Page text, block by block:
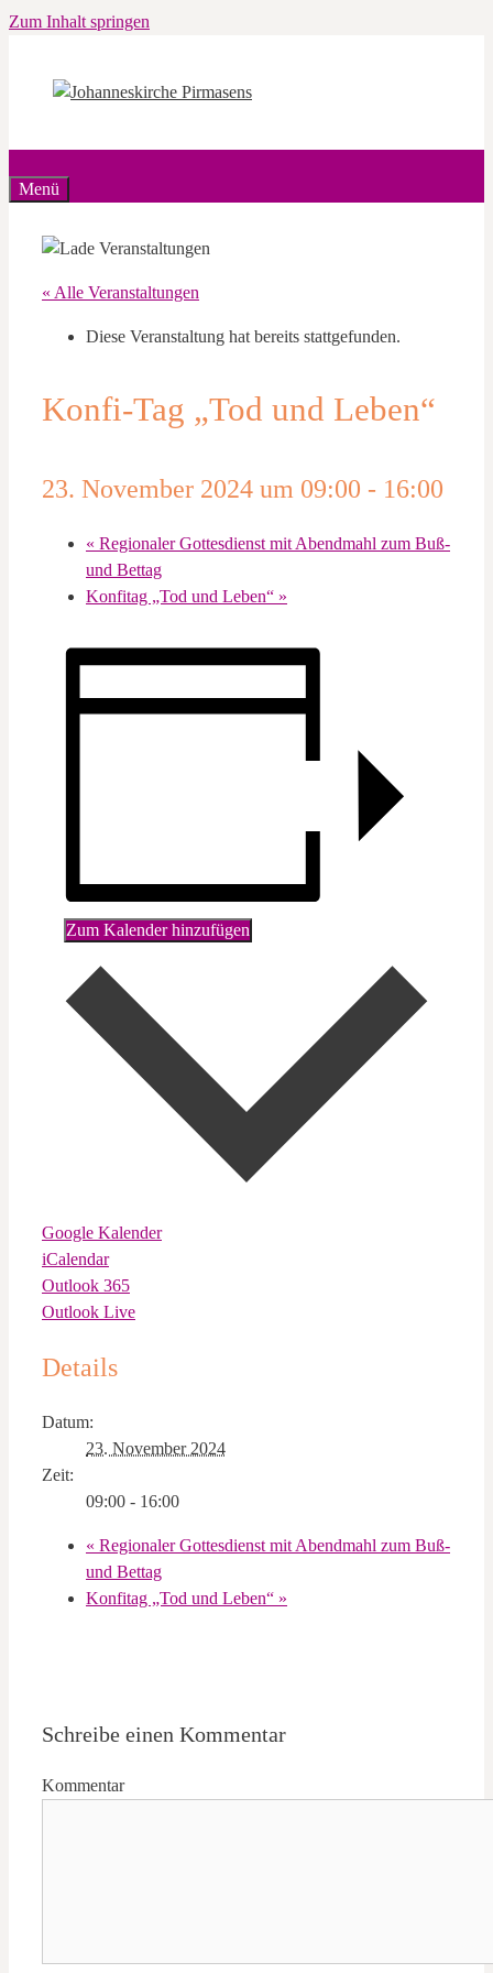
Zum Inhalt springen
Menü
« Alle Veranstaltungen
Diese Veranstaltung hat bereits stattgefunden.
Konfi-Tag „Tod und Leben“
23. November 2024 um 09:00 - 16:00
« Regionaler Gottesdienst mit Abendmahl zum Buß-
und Bettag
Konfitag „Tod und Leben“ »
Zum Kalender hinzufügen
Google Kalender
iCalendar
Outlook 365
Outlook Live
Details
Datum:
23. November 2024
Zeit:
09:00 - 16:00
« Regionaler Gottesdienst mit Abendmahl zum Buß-
und Bettag
Konfitag „Tod und Leben“ »
Schreibe einen Kommentar
Kommentar